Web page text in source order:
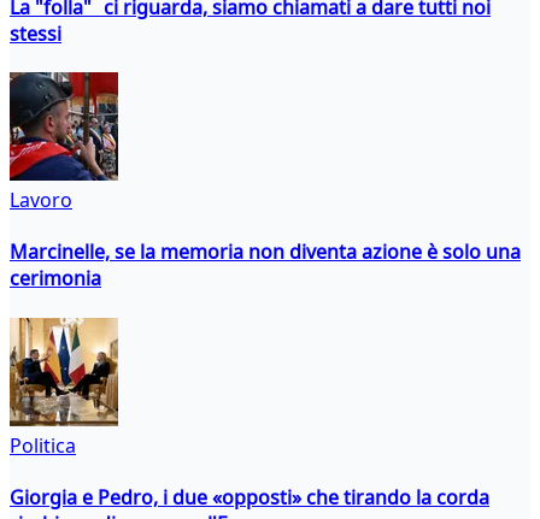
La "folla" ci riguarda, siamo chiamati a dare tutti noi
stessi
Lavoro
Marcinelle, se la memoria non diventa azione è solo una
cerimonia
Politica
Giorgia e Pedro, i due «opposti» che tirando la corda